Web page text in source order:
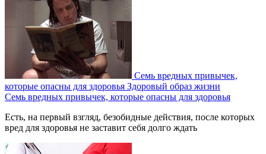
Семь вредных привычек,
которые опасны для здоровья Здоровый образ жизни
Семь вредных привычек, которые опасны для здоровья
Есть, на первый взгляд, безобидные действия, после которых
вред для здоровья не заставит себя долго ждать